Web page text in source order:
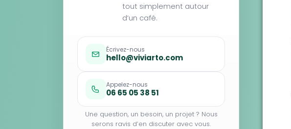
tout simplement autour
d’un café.
Écrivez-nous
hello@viviarto.com
Appelez-nous
06 65 05 38 51
Une question, un besoin, un projet ? Nous
serons ravis d’en discuter avec vous.